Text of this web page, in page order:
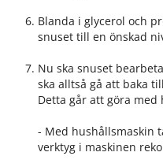
Blanda i glycerol och
snuset till en önskad
Nu ska snuset
ska alltså gå att baka
Detta går att göra
- Med hushållsmaskin
verktyg i maskinen